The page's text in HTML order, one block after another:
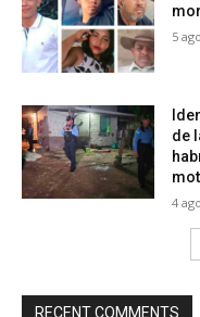
5
de
4
RECENT COMMENTS